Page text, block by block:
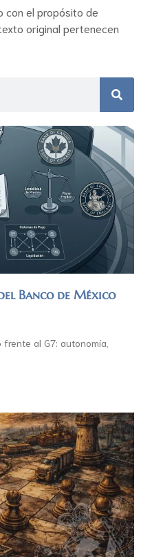
con el propósito de
original pertenecen
Banco de México
al G7: autonomía,